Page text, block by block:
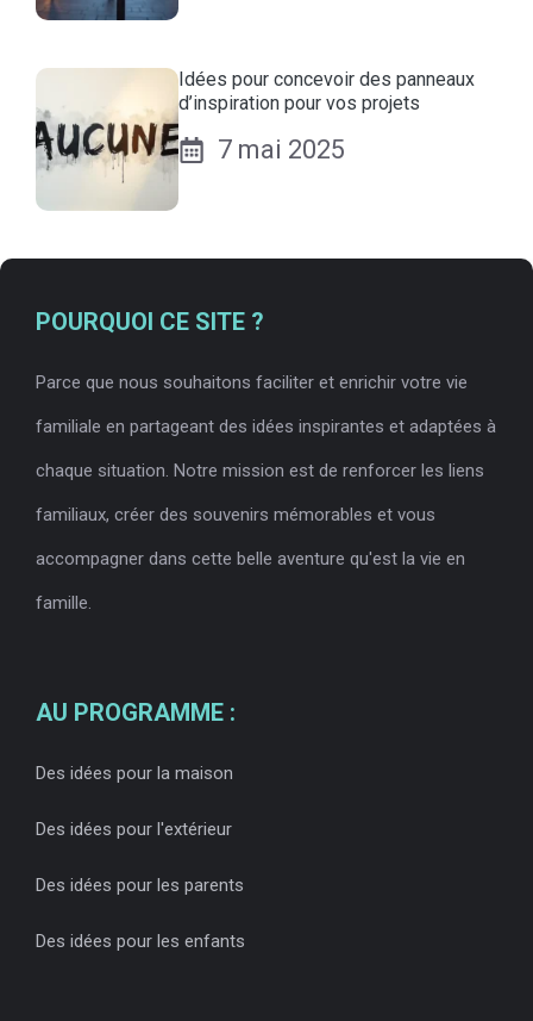
Idées pour concevoir des panneaux
d’inspiration pour vos projets
7 mai 2025
POURQUOI CE SITE ?
Parce que nous souhaitons faciliter et enrichir votre vie
familiale en partageant des idées inspirantes et adaptées à
chaque situation. Notre mission est de renforcer les liens
familiaux, créer des souvenirs mémorables et vous
accompagner dans cette belle aventure qu'est la vie en
famille.
AU PROGRAMME :
Des idées pour la maison
Des idées pour l'extérieur
Des idées pour les parents
Des idées pour les enfants